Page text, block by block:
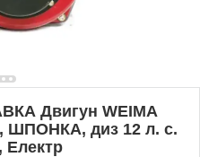
Двигун WEIMA
ШПОНКА, диз 12 л. с.
Електр